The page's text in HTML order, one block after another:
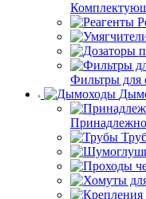
Фильтры для